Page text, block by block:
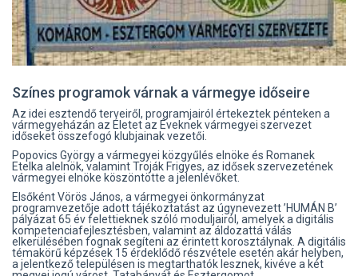
Színes programok várnak a vármegye időseire
Az idei esztendő terveiről, programjairól értekeztek pénteken a
vármegyeházán az Életet az Éveknek vármegyei szervezet
időseket összefogó klubjainak vezetői.
Popovics György a vármegyei közgyűlés elnöke és Romanek
Etelka alelnök, valamint Troják Frigyes, az idősek szervezetének
vármegyei elnöke köszöntötte a jelenlévőket.
Elsőként Vörös János, a vármegyei önkormányzat
programvezetője adott tájékoztatást az úgynevezett ’HUMÁN B’
pályázat 65 év felettieknek szóló moduljairól, amelyek a digitális
kompetenciafejlesztésben, valamint az áldozattá válás
elkerülésében fognak segíteni az érintett korosztálynak. A digitális
témakörű képzések 15 érdeklődő részvétele esetén akár helyben,
a jelentkező településen is megtarthatók lesznek, kivéve a két